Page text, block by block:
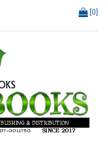
[0]